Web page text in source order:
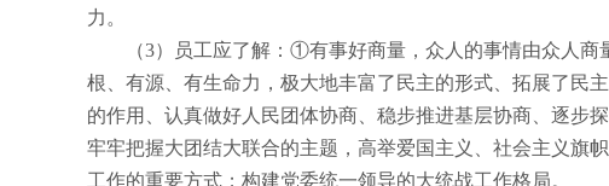
力。
（3）员工应了解：①有事好商量，众人的事情由众人商
根、有源、有生命力，极大地丰富了民主的形式、拓展了民
的作用、认真做好人民团体协商、稳步推进基层协商、逐步
牢牢把握大团结大联合的主题，高举爱国主义、社会主义旗
工作的重要方式；构建党委统一领导的大统战工作格局。